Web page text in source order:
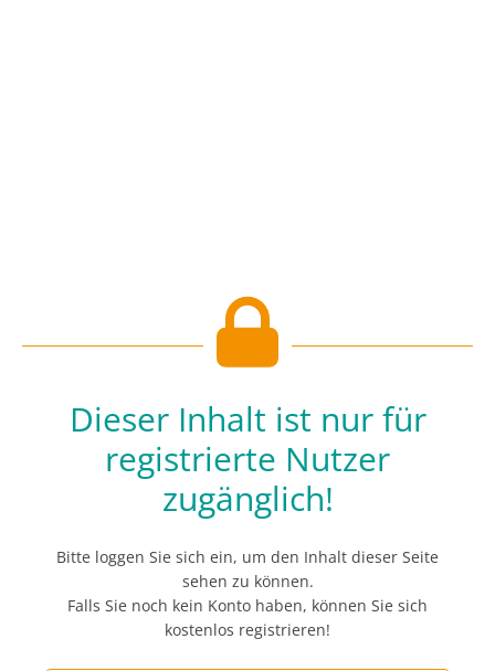
Dieser Inhalt ist nur für
registrierte Nutzer
zugänglich!
Bitte loggen Sie sich ein, um den Inhalt dieser Seite
sehen zu können.
Falls Sie noch kein Konto haben, können Sie sich
kostenlos registrieren!